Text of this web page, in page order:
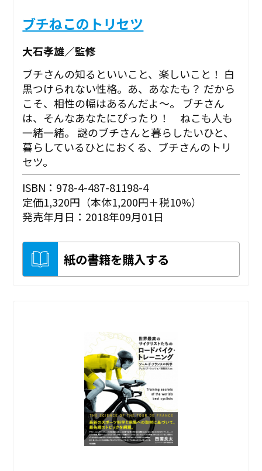
ブチねこのトリセツ
大石孝雄／監修
ブチさんの知るといいこと、楽しいこと！ 白
黒つけられない性格。あ、あなたも？ だから
こそ、相性の幅はあるんだよ～。 ブチさん
は、そんなあなたにぴったり！ ねこも人も
一緒一緒。 謎のブチさんと暮らしたいひと、
暮らしているひとにおくる、ブチさんのトリ
セツ。
ISBN：978-4-487-81198-4
定価1,320円（本体1,200円＋税10%）
発売年月日：2018年09月01日
紙の書籍を購入する